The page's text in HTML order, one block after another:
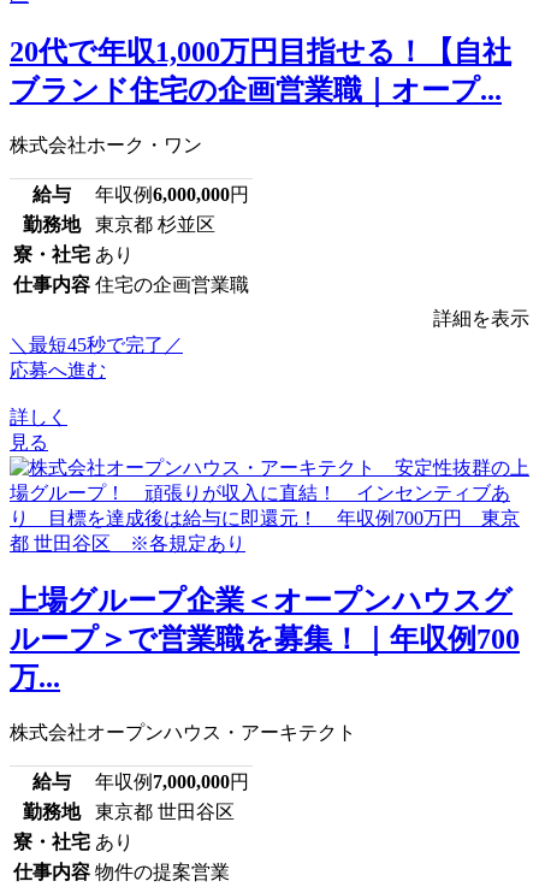
20代で年収1,000万円目指せる！【自社
ブランド住宅の企画営業職｜オープ...
株式会社ホーク・ワン
給与 年収例6,000,000円
勤務地
東京都 杉並区
寮・社宅 あり
仕事内容 住宅の企画営業職
詳細を表示
＼最短45秒で完了／
応募へ進む
詳しく
見る
上場グループ企業＜オープンハウスグ
ループ＞で営業職を募集！｜年収例700
万...
株式会社オープンハウス・アーキテクト
給与 年収例 7,000,000円
勤務地
東京都 世田谷区
寮・社宅 あり
仕事内容 物件の提案営業